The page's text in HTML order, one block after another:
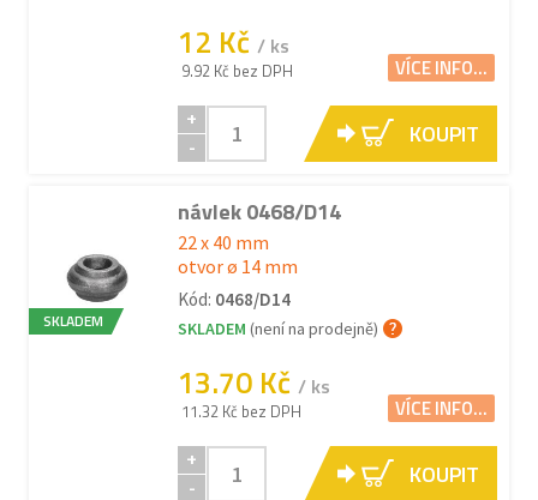
12 Kč / ks
9.92 Kč bez DPH VÍCE INFO...
+
-
KOUPIT
SKLADEM
návlek 0468/D14
22 x 40 mm
otvor ø 14 mm
Kód: 0468/D14
SKLADEM (není na prodejně)
13.70 Kč / ks
11.32 Kč bez DPH VÍCE INFO...
+
-
KOUPIT